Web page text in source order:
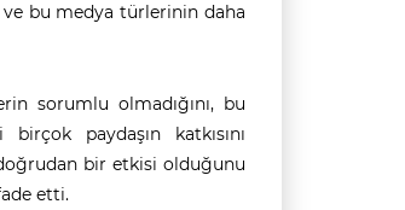
ve bu medya türlerinin daha
sorumlu olmadığını, bu
paydaşın katkısını
bir etkisi olduğunu
etti.